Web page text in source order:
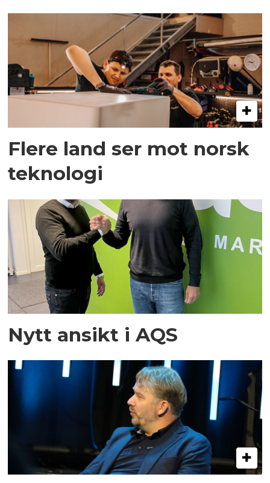
Flere land ser mot norsk
teknologi
Nytt ansikt i AQS